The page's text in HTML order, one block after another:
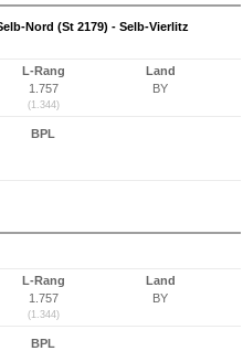
Nord (St 2179) - Selb-Vierlitz
L-Rang
1.757
(1.344)
Land
BY
BPL
L-Rang
1.757
(1.344)
Land
BY
BPL